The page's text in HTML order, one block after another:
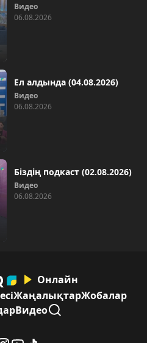
Видео
06.08.2026
Ел алдында (04.08.2026)
Видео
06.08.2026
Біздің подкаст (02.08.2026)
Видео
06.08.2026
Онлайн
ЖаңалықтарЖобалар
Видео